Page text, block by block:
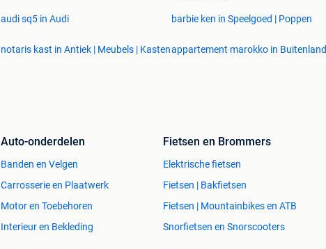
audi sq5 in Audi barbie ken in Speelgoed | Poppen
notaris kast in Antiek | Meubels | Kastenappartement marokko in Buitenland
Auto-onderdelen
Banden en Velgen
Carrosserie en Plaatwerk
Motor en Toebehoren
Interieur en Bekleding
Fietsen en Brommers
Elektrische fietsen
Fietsen | Bakfietsen
Fietsen | Mountainbikes en ATB
Snorfietsen en Snorscooters